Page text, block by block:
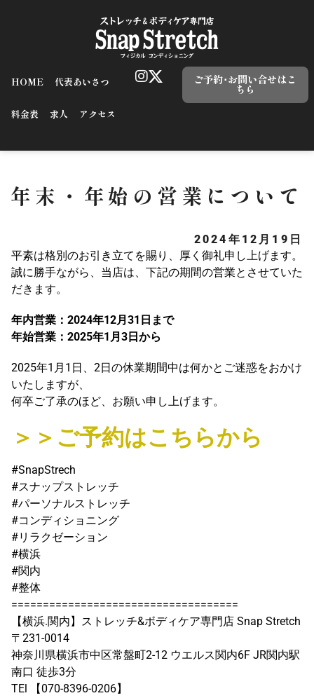
HOME 代表あいさつ
料金表 求人 アクセス
ご予約･お問い合せはこ
ちら
年末・年始の営業について
2024年12月19日
平素は格別のお引き立てを賜り、厚く御礼申し上げます。
誠に勝手ながら、当店は、下記の期間の営業とさせていた
だきます。
年内営業：2024年12月31日まで
年始営業：2025年1月3日から
2025年1月1日、2日の休業期間中は何かとご迷惑をおかけ
いたしますが、
何卒ご了承のほど、お願い申し上げます。
＞＞ご予約はこちらから
#SnapStrech
#スナップストレッチ
#パーソナルストレッチ
#コンディショニング
#リラクゼーション
#横浜
#関内
#整体
====================================
【横浜.関内】ストレッチ&ボディケア専門店 Snap Stretch
〒231-0014
神奈川県横浜市中区常盤町2-12 ウエルス関内6F JR関内駅
南口 徒歩3分
TEl 【070-8396-0206】